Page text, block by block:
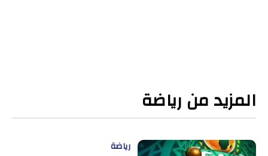
المزيد من رياضة
رياضة